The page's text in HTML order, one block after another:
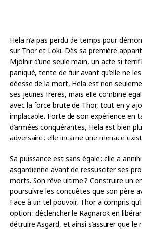
Hela n’a pas perdu de temps pour
sur Thor et Loki. Dès sa première
Mjölnir d’une seule main, un acte si
paniqué, tente de fuir avant qu’elle ne
déesse de la mort, Hela est non
ses jeunes frères, mais elle combine
avec la force brute de Thor, tout en y
implacable. Forte de son expérience en
d’armées conquérantes, Hela est bien
adversaire : elle incarne une menace
Sa puissance est sans égale : elle a
asgardienne avant de ressusciter ses
morts. Son rêve ultime ? Construire un
poursuivre les conquêtes que son père
Face à un tel pouvoir, Thor a compris
option : déclencher le Ragnarok en
détruire Asgard, et ainsi s’assurer que le